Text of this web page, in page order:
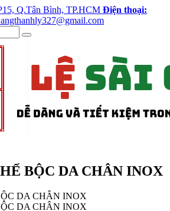
Q.Tân Bình, TP.HCM Điện thoại:
BỘC DA CHÂN INOX